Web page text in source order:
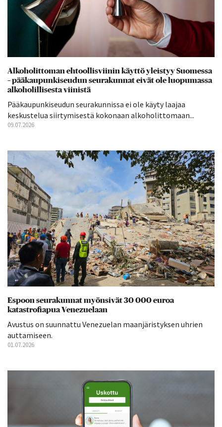
Alkoholittoman ehtoollisviinin käyttö yleistyy Suomessa
– pääkaupunkiseudun seurakunnat eivät ole luopumassa
alkoholillisesta viinistä
Pääkaupunkiseudun seurakunnissa ei ole käyty laajaa
keskustelua siirtymisestä kokonaan alkoholittomaan...
09.07.2026
Espoon seurakunnat myönsivät 30 000 euroa
katastrofiapua Venezuelaan
Avustus on suunnattu Venezuelan maanjäristyksen uhrien
auttamiseen.
01.07.2026